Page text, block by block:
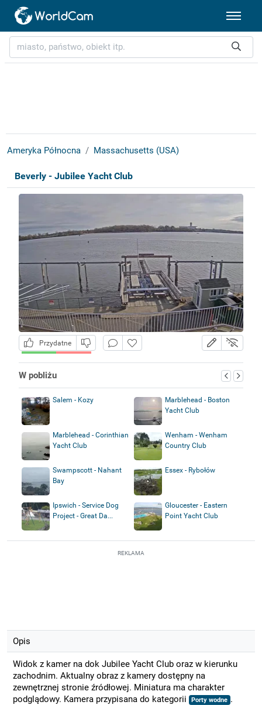
Ameryka Północna Massachusetts (USA)
Beverly - Jubilee Yacht Club
Przydatne
W pobliżu
Salem - Kozy
Marblehead - Boston
Yacht Club
Marblehead - Corinthian
Yacht Club
Wenham - Wenham
Country Club
Swampscott - Nahant
Bay
Essex - Rybołów
Ipswich - Service Dog
Project - Great Da...
Gloucester - Eastern
Point Yacht Club
REKLAMA
Opis
Widok z kamer na dok Jubilee Yacht Club oraz w kierunku
zachodnim. Aktualny obraz z kamery dostępny na
zewnętrznej stronie źródłowej. Miniatura ma charakter
podglądowy. Kamera przypisana do kategorii
Porty wodne .